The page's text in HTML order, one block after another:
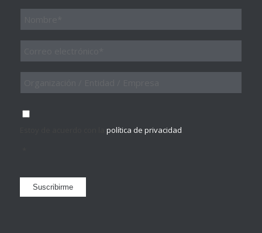
Nombre
Entidad
Empresa
Consentimiento
política de privacidad
Suscribirme